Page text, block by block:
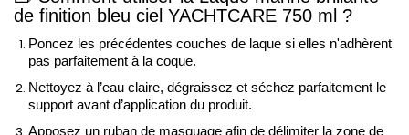
de finition bleu ciel YACHTCARE 750 ml ?
Poncez les précédentes couches de laque si elles n'adhèrent
pas parfaitement à la coque.
Nettoyez à l’eau claire, dégraissez et séchez parfaitement le
support avant d’application du produit.
Apposez un ruban de masquage afin de délimiter la zone de